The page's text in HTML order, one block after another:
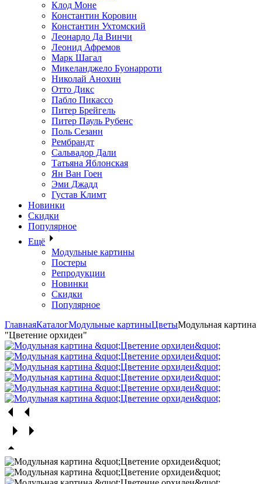
Клод Моне
Константин Коровин
Константин Ухтомский
Леонардо Да Винчи
Леонид Афремов
Марк Шагал
Микеланджело Буонарроти
Николай Анохин
Отто Дикс
Пабло Пикассо
Питер Брейгель
Питер Пауль Рубенс
Поль Сезанн
Рембрандт
Сальвадор Дали
Татьяна Яблонская
Ян Ван Гоен
Эми Джадд
Густав Климт
Новинки
Скидки
Популярное
Ещё
Модульные картины
Постеры
Репродукции
Новинки
Скидки
Популярное
ГлавнаяКаталогМодульные картиныЦветыМодульная картина
"Цветение орхидеи"